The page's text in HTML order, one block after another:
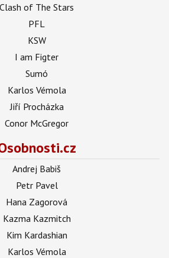
Clash of The Stars
PFL
KSW
I am Figter
Sumó
Karlos Vémola
Jiří Procházka
Conor McGregor
Andrej Babiš
Petr Pavel
Hana Zagorová
Kazma Kazmitch
Kim Kardashian
Karlos Vémola